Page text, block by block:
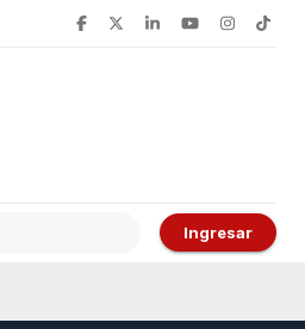
Ingresar